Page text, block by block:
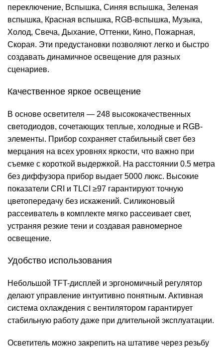
переключение, Вспышка, Синяя вспышка, Зеленая
вспышка, Красная вспышка, RGB-вспышка, Музыка,
Холод, Свеча, Дыхание, Оттенки, Кино, Пожарная,
Скорая. Эти предустановки позволяют легко и быстро
создавать динамичное освещение для разных
сценариев.
Качественное яркое освещение
В основе осветителя — 248 высококачественных
светодиодов, сочетающих теплые, холодные и RGB-
элементы. Прибор сохраняет стабильный свет без
мерцания на всех уровнях яркости, что важно при
съемке с короткой выдержкой. На расстоянии 0.5 метра
без диффузора прибор выдает 5000 люкс. Высокие
показатели CRI и TLCI ≥97 гарантируют точную
цветопередачу без искажений. Силиконовый
рассеиватель в комплекте мягко рассеивает свет,
устраняя резкие тени и создавая равномерное
освещение.
Удобство использования
Небольшой TFT-дисплей и эргономичный регулятор
делают управление интуитивно понятным. Активная
система охлаждения с вентилятором гарантирует
стабильную работу даже при длительной эксплуатации.
Осветитель можно закрепить на штативе через резьбу